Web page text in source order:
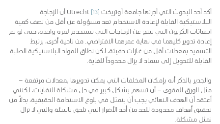
أكد أحد البحوث التي أجرتها جامعة أوتريخت Utrecht [13]
أن الزجاجة
البلاستيكية القابلة لإعادة الاستخدام تعد مسؤولة عن أقل من نصف كمية
انبعاثات الكربون التي تنتج عن الزجاجات التي تستخدم لمرة واحدة، حتى لو تم
إعادة تدوير كليهما في نهاية عمرهما الافتراضي. من ناحية أخرى، يرتبط
التسميد بمعدلات أقل من غازات دفيئة، لكن نطاق المواد البلاستيكية الصلبة
القابلة للتحويل إلى سماد لا يزال محدوداً للغاية.
والجدير بالذكر أنه بإمكان المخلفات التي يمكن تدويرها بمعدلات مرتفعة –
مثل الورق المقوى – أن تسهم بشكل كبير في حل مشكلة النفايات، لكنني
أعتقد أن الهدف النهائي يجب أن يتمثل في بلوغ الاستدامة الحقيقية، بدلاً من
تحقيق أهداف محدودة للحد من أحد الأضرار التي تلحق بالبيئة والتي لا تزال
تمثل مشكلة.